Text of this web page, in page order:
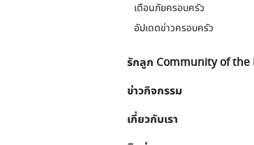
เตือนภัยครอบครัว
อัปเดตข่าวครอบครัว
รักลูก Community of the
ข่าวกิจกรรม
เกี่ยวกับเรา